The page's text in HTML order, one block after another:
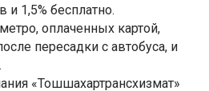
1,5% бесплатно.
оплаченных картой,
пересадки с автобуса, и
«Тошшахартрансхизмат»